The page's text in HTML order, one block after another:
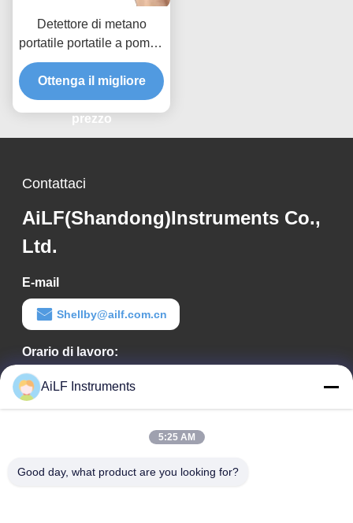
Detettore di metano
portatile portatile a pompa
interna
Ottenga il migliore
prezzo
Contattaci
AiLF(Shandong)Instruments Co.,
Ltd.
E-mail
Shellby@ailf.com.cn
Orario di lavoro:
09:00-18:00
Il nostro indirizzo
Xicheng, Pechino, Cina
AiLF Instruments
5:25 AM
Good day, what product are you looking for?